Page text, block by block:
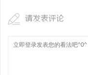
请发表评论